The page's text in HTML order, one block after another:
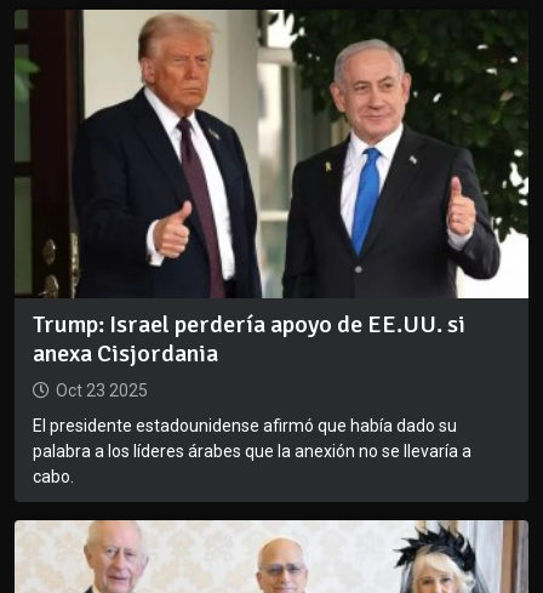
Trump: Israel perdería apoyo de EE.UU. si
anexa Cisjordania
Oct 23 2025
El presidente estadounidense afirmó que había dado su
palabra a los líderes árabes que la anexión no se llevaría a
cabo.